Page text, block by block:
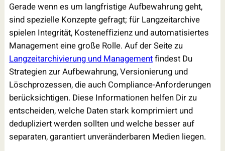
Gerade wenn es um langfristige Aufbewahrung geht,
sind spezielle Konzepte gefragt; für Langzeitarchive
spielen Integrität, Kosteneffizienz und automatisiertes
Management eine große Rolle. Auf der Seite zu
Langzeitarchivierung und Managementfindest Du
Strategien zur Aufbewahrung, Versionierung und
Löschprozessen, die auch Compliance-Anforderungen
berücksichtigen. Diese Informationen helfen Dir zu
entscheiden, welche Daten stark komprimiert und
dedupliziert werden sollten und welche besser auf
separaten, garantiert unveränderbaren Medien liegen.